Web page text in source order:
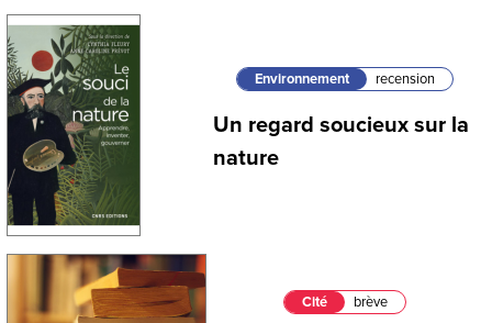
Environnement recension
Un regard soucieux sur la
nature
Cité brève